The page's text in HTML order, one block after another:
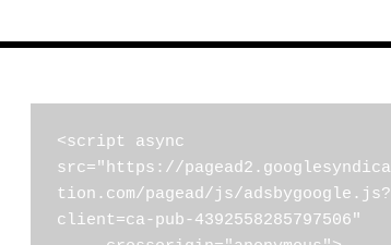
<script async
src="https://pagead2.googlesyndica
tion.com/pagead/js/adsbygoogle.js?
client=ca-pub-4392558285797506"